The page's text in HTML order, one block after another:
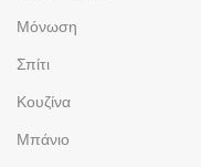
Μόνωση
Σπίτι
Κουζίνα
Μπάνιο